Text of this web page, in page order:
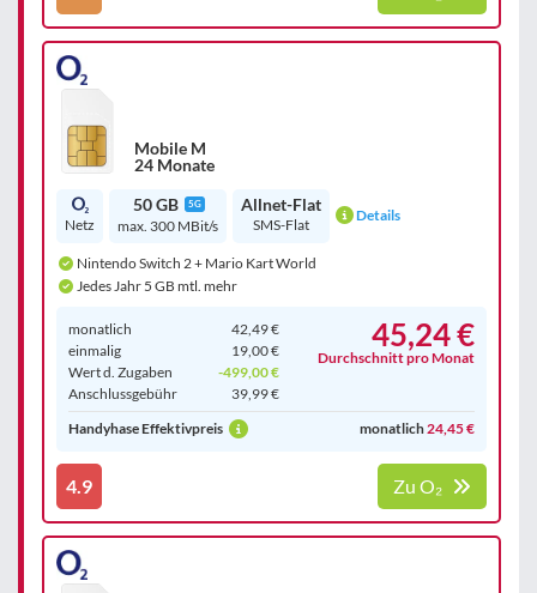
Mobile M
24 Monate
Netz
50 GB 5G
max. 300 MBit/s
Allnet-Flat
SMS-Flat Details
Nintendo Switch 2 + Mario Kart World
Jedes Jahr 5 GB mtl. mehr
monatlich
42,49 €
einmalig
19,00 €
Wert d. Zugaben
-499,00 €
Anschluss­gebühr
39,99 €
45,24 €
Durchschnitt pro Monat
Handyhase Effektivpreis monatlich 24,45 €
4.9 Zu O₂